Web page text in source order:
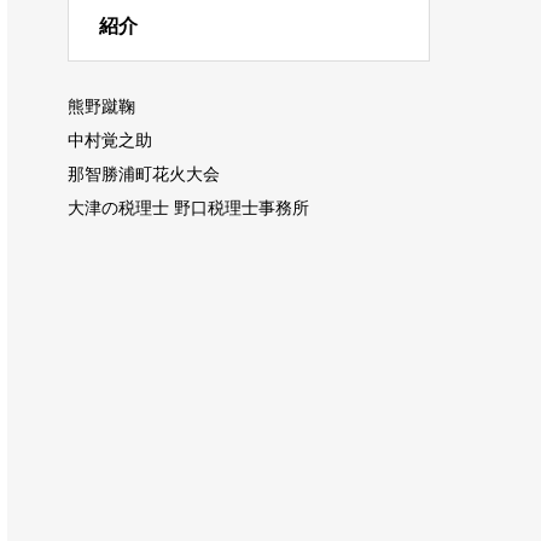
紹介
熊野蹴鞠
中村覚之助
那智勝浦町花火大会
大津の税理士 野口税理士事務所